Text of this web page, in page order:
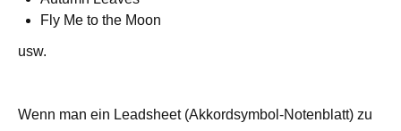
Fly Me to the Moon
usw.
Wenn man ein Leadsheet (Akkordsymbol-Notenblatt) zu